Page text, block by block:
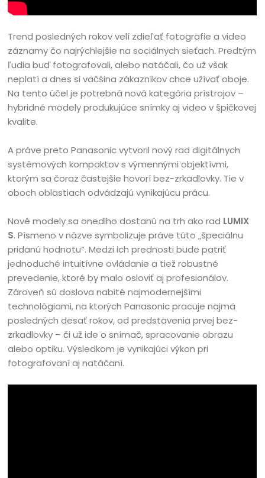
Trend posledných rokov velí zdieľať fotografie a video
záznamy čo najrýchlejšie na sociálnych sieťach. Predtým
ľudia buď fotografovali, alebo natáčali, čo už však
neplatí a dnes si väčšina zákazníkov chce užívať oboje.
Na tento účel je potrebná nová kategória prístrojov –
hybridné modely produkujúce snímky aj video v špičkovej
kvalite.
A práve preto Panasonic vytvoril nový rad digitálnych
systémových kompaktov s výmennými objektívmi,
ktorým sa čoraz častejšie hovorí bez-zrkadlovky. Tie v
oboch oblastiach odvádzajú vynikajúcu prácu.
Nové modely sa onedlho dostanú na trh ako rad LUMIX
S. Písmeno v názve symbolizuje práve túto „špeciálnu
pridanú hodnotu“. Medzi ich prednosti bude patriť
jednoduché intuitívne ovládanie a tiež robustné
prevedenie, ktoré by malo osloviť aj profesionálov.
Zároveň sú doslova nabité najmodernejšími
technológiami, na ktorých Panasonic pracuje najmä
posledných desať rokov, od predstavenia prvej bez-
zrkadlovky – či už ide o snímač, spracovanie obrazu
alebo optiku. Výsledkom je vynikajúci výkon pri
fotografovaní aj natáčaní.